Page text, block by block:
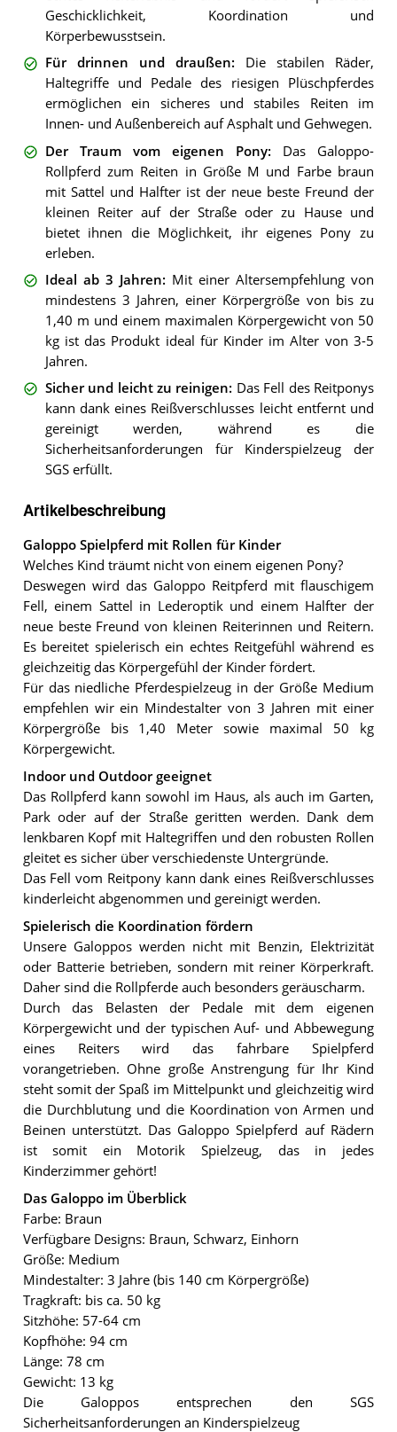
Geschicklichkeit, Koordination und
Körperbewusstsein.
Für drinnen und draußen: Die stabilen Räder,
Haltegriffe und Pedale des riesigen Plüschpferdes
ermöglichen ein sicheres und stabiles Reiten im
Innen- und Außenbereich auf Asphalt und Gehwegen.
Der Traum vom eigenen Pony: Das Galoppo-
Rollpferd zum Reiten in Größe M und Farbe braun
mit Sattel und Halfter ist der neue beste Freund der
kleinen Reiter auf der Straße oder zu Hause und
bietet ihnen die Möglichkeit, ihr eigenes Pony zu
erleben.
Ideal ab 3 Jahren: Mit einer Altersempfehlung von
mindestens 3 Jahren, einer Körpergröße von bis zu
1,40 m und einem maximalen Körpergewicht von 50
kg ist das Produkt ideal für Kinder im Alter von 3-5
Jahren.
Sicher und leicht zu reinigen: Das Fell des Reitponys
kann dank eines Reißverschlusses leicht entfernt und
gereinigt werden, während es die
Sicherheitsanforderungen für Kinderspielzeug der
SGS erfüllt.
Artikelbeschreibung
Galoppo Spielpferd mit Rollen für Kinder
Welches Kind träumt nicht von einem eigenen Pony?
Deswegen wird das Galoppo Reitpferd mit flauschigem
Fell, einem Sattel in Lederoptik und einem Halfter der
neue beste Freund von kleinen Reiterinnen und Reitern.
Es bereitet spielerisch ein echtes Reitgefühl während es
gleichzeitig das Körpergefühl der Kinder fördert.
Für das niedliche Pferdespielzeug in der Größe Medium
empfehlen wir ein Mindestalter von 3 Jahren mit einer
Körpergröße bis 1,40 Meter sowie maximal 50 kg
Körpergewicht.
Indoor und Outdoor geeignet
Das Rollpferd kann sowohl im Haus, als auch im Garten,
Park oder auf der Straße geritten werden. Dank dem
lenkbaren Kopf mit Haltegriffen und den robusten Rollen
gleitet es sicher über verschiedenste Untergründe.
Das Fell vom Reitpony kann dank eines Reißverschlusses
kinderleicht abgenommen und gereinigt werden.
Spielerisch die Koordination fördern
Unsere Galoppos werden nicht mit Benzin, Elektrizität
oder Batterie betrieben, sondern mit reiner Körperkraft.
Daher sind die Rollpferde auch besonders geräuscharm.
Durch das Belasten der Pedale mit dem eigenen
Körpergewicht und der typischen Auf- und Abbewegung
eines Reiters wird das fahrbare Spielpferd
vorangetrieben. Ohne große Anstrengung für Ihr Kind
steht somit der Spaß im Mittelpunkt und gleichzeitig wird
die Durchblutung und die Koordination von Armen und
Beinen unterstützt. Das Galoppo Spielpferd auf Rädern
ist somit ein Motorik Spielzeug, das in jedes
Kinderzimmer gehört!
Das Galoppo im Überblick
Farbe: Braun
Verfügbare Designs: Braun, Schwarz, Einhorn
Größe: Medium
Mindestalter: 3 Jahre (bis 140 cm Körpergröße)
Tragkraft: bis ca. 50 kg
Sitzhöhe: 57-64 cm
Kopfhöhe: 94 cm
Länge: 78 cm
Gewicht: 13 kg
Die Galoppos entsprechen den SGS
Sicherheitsanforderungen an Kinderspielzeug